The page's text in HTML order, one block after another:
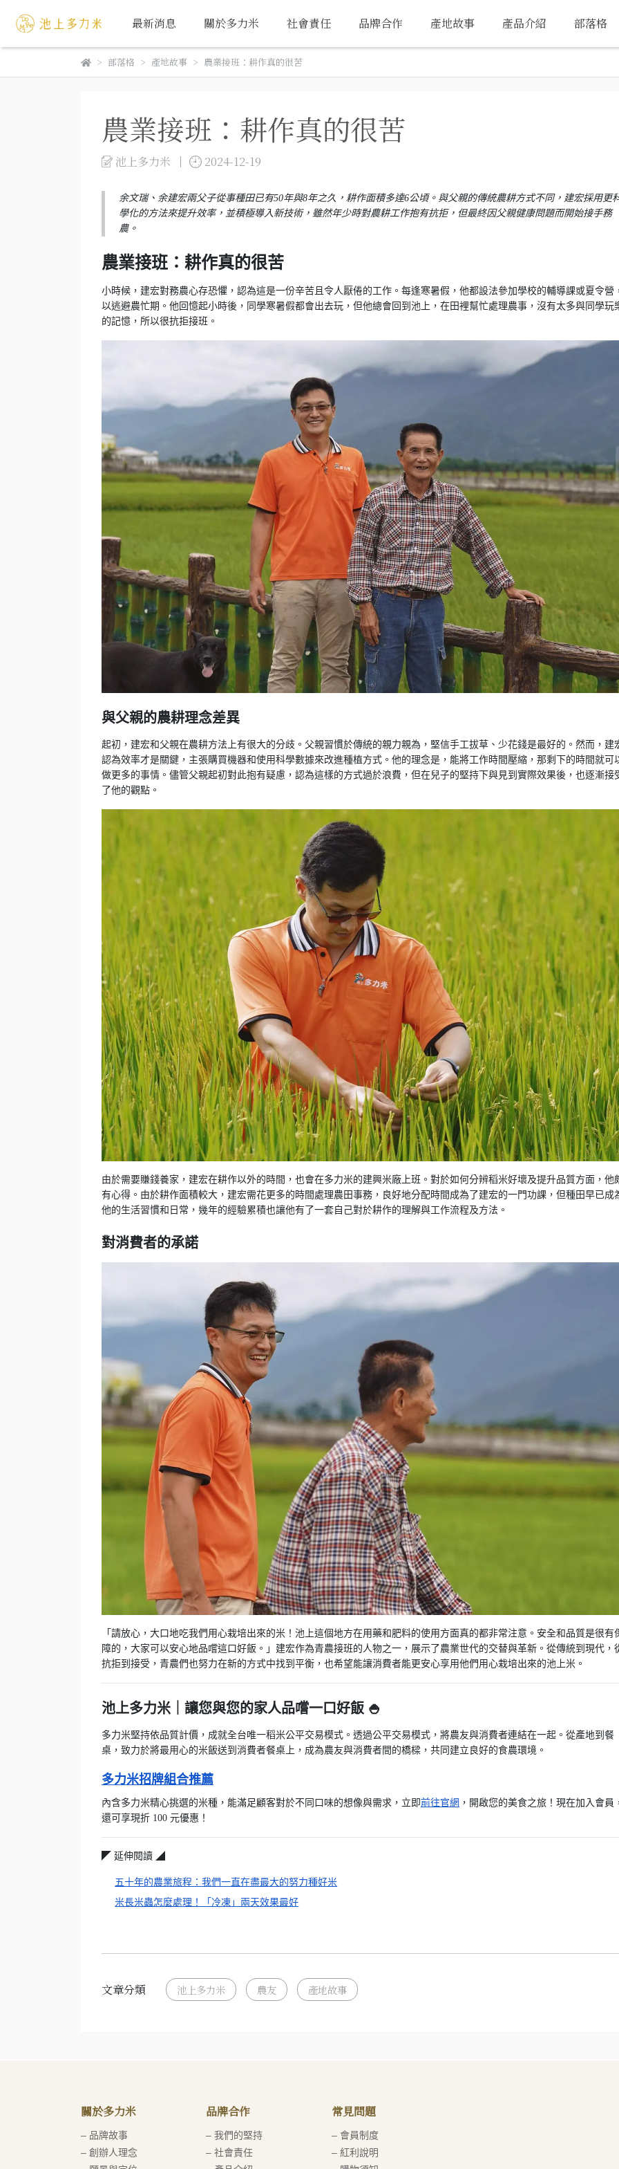
最新消息 關於多力米 社會責任 品牌合作 產地故事 產品介紹 部落格
部落格 產地故事 農業接班：耕作真的很苦
農業接班：耕作真的很苦
池上多力米 2024-12-19
余文瑞、余建宏兩父子從事種田已有50年與8年之久，耕作面積多達6公頃。與父親的傳統農耕方式不同，建宏採用更
學化的方法來提升效率，並積極導入新技術，雖然年少時對農耕工作抱有抗拒，但最終因父親健康問題而開始接手務
農。
農業接班：耕作真的很苦
小時候，建宏對務農心存恐懼，認為這是一份辛苦且令人厭倦的工作。每逢寒暑假，他都設法參加學校的輔導課或夏令營
以逃避農忙期。他回憶起小時後，同學寒暑假都會出去玩，但他總會回到池上，在田裡幫忙處理農事，沒有太多與同學玩
的記憶，所以很抗拒接班。
與父親的農耕理念差異
起初，建宏和父親在農耕方法上有很大的分歧。父親習慣於傳統的親力親為，堅信手工拔草、少花錢是最好的。然而，建
認為效率才是關鍵，主張購買機器和使用科學數據來改進種植方式。他的理念是，能將工作時間壓縮，那剩下的時間就可
做更多的事情。儘管父親起初對此抱有疑慮，認為這樣的方式過於浪費，但在兒子的堅持下與見到實際效果後，也逐漸接
了他的觀點。
由於需要賺錢養家，建宏在耕作以外的時間，也會在多力米的建興米廠上班。對於如何分辨稻米好壞及提升品質方面，他
有心得。由於耕作面積較大，建宏需花更多的時間處理農田事務，良好地分配時間成為了建宏的一門功課，但種田早已成
他的生活習慣和日常，幾年的經驗累積也讓他有了一套自己對於耕作的理解與工作流程及方法。
對消費者的承諾
「請放心，大口地吃我們用心栽培出來的米！池上這個地方在用藥和肥料的使用方面真的都非常注意。安全和品質是很有
障的，大家可以安心地品嚐這口好飯。」建宏作為青農接班的人物之一，展示了農業世代的交替與革新。從傳統到現代，
抗拒到接受，青農們也努力在新的方式中找到平衡，也希望能讓消費者能更安心享用他們用心栽培出來的池上米。
池上多力米｜讓您與您的家人品嚐一口好飯 🍚
多力米堅持依品質計價，成就全台唯一稻米公平交易模式。透過公平交易模式，將農友與消費者連結在一起。從產地到餐
桌，致力於將最用心的米飯送到消費者餐桌上，成為農友與消費者間的橋樑，共同建立良好的食農環境。
多力米招牌組合推薦
內含多力米精心挑選的米種，能滿足顧客對於不同口味的想像與需求，立即前往官網 ，開啟您的美食之旅！現在加入會員
還可享現折 100 元優惠！
◤ 延伸閱讀 ◢
五十年的農業旅程：我們一直在盡最大的努力種好米
米長米蟲怎麼處理！「冷凍」兩天效果最好
文章分類 池上多力米 農友 產地故事
關於多力米
– 品牌故事
– 創辦人理念
品牌合作
– 我們的堅持
– 社會責任
常見問題
– 會員制度
– 紅利說明